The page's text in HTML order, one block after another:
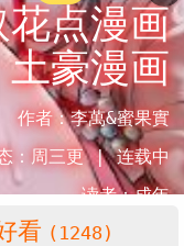
点漫画
土豪漫画
作者：李萬&蜜果實
： 周三更 |连载中
读者：成年
看 (1248)